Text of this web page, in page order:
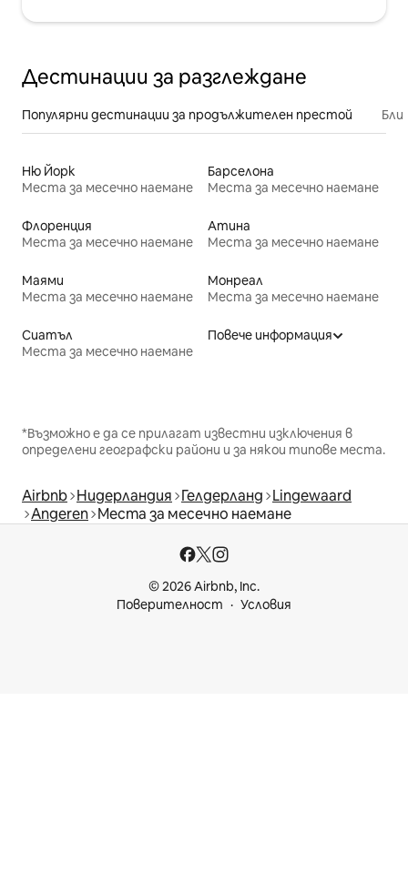
Дестинации за разглеждане
Популярни дестинации за продължителен престой
Ню Йорк
Места за месечно наемане
Барселона
Места за месечно наемане
Флоренция
Места за месечно наемане
Атина
Места за месечно наемане
Маями
Места за месечно наемане
Монреал
Места за месечно наемане
Сиатъл
Места за месечно наемане
Повече информация
*Възможно е да се прилагат известни изключения в
определени географски райони и за някои типове места.
Airbnb Нидерландия Гелдерланд Lingewaard
Angeren Места за месечно наемане
© 2026 Airbnb, Inc.
Поверителност
Условия